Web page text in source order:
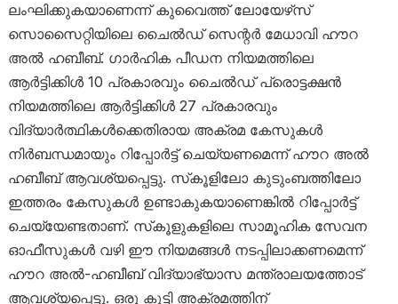
ലംഘിക്കുകയാണെന്ന് കുവൈത്ത് ലോയേഴ്‌സ്
സൊസൈറ്റിയിലെ ചൈൽഡ് സെന്റർ മേധാവി ഹൗറ
അൽ ഹബീബ്. ഗാർഹിക പീഡന നിയമത്തിലെ
ആർട്ടിക്കിൾ 10 പ്രകാരവും ചൈൽഡ് പ്രൊട്ടക്ഷൻ
നിയമത്തിലെ ആർട്ടിക്കിൾ 27 പ്രകാരവും
വിദ്യാർത്ഥികൾക്കെതിരായ അക്രമ കേസുകൾ
നിർബന്ധമായും റിപ്പോർട്ട് ചെയ്യണമെന്ന് ഹൗറ അൽ
ഹബീബ് ആവശ്യപ്പെട്ടു. സ്‌കൂളിലോ കുടുംബത്തിലോ
ഇത്തരം കേസുകൾ ഉണ്ടാകുകയാണെങ്കിൽ റിപ്പോർട്ട്
ചെയ്യേണ്ടതാണ്. സ്‌കൂളുകളിലെ സാമൂഹിക സേവന
ഓഫീസുകൾ വഴി ഈ നിയമങ്ങൾ നടപ്പിലാക്കണമെന്ന്
ഹൗറ അൽ-ഹബീബ് വിദ്യാഭ്യാസ മന്ത്രാലയത്തോട്
ആവശ്യപ്പെട്ടു. ഒരു കുട്ടി അക്രമത്തിന്